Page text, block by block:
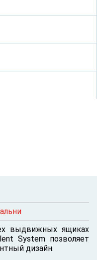
выдвижных ящиках
System позволяет
дизайн.